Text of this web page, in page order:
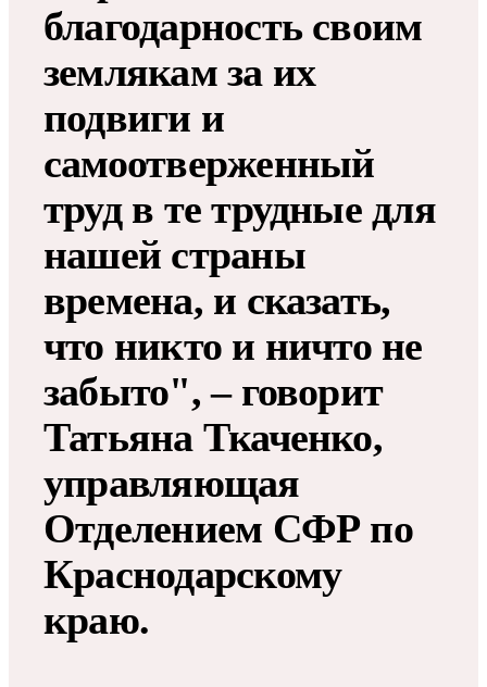
благодарность своим
землякам за их
подвиги и
самоотверженный
труд в те трудные для
нашей страны
времена, и сказать,
что никто и ничто не
забыто", – говорит
Татьяна Ткаченко,
управляющая
Отделением СФР по
Краснодарскому
краю.